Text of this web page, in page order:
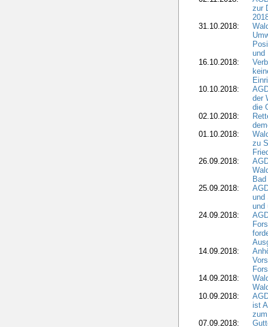
zur
31.10.2018:
und
16.10.2018:
10.10.2018:
der
die
02.10.2018:
01.10.2018:
zu
26.09.2018:
25.09.2018:
und
und
24.09.2018:
14.09.2018:
14.09.2018:
10.09.2018:
ist
07.09.2018: